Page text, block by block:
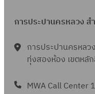
การประปานครหลวง
การประปานครหล
ทุ่งสองห้อง เขตหลั
MWA Call Center